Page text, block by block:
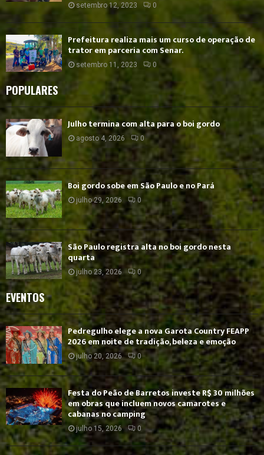
setembro 12, 2023 0
Prefeitura realiza mais um curso de operação de
trator em parceria com Senar.
setembro 11, 2023 0
POPULARES
Julho termina com alta para o boi gordo
agosto 4, 2026 0
Boi gordo sobe em São Paulo e no Pará
julho 29, 2026 0
São Paulo registra alta no boi gordo nesta
quarta
julho 23, 2026 0
EVENTOS
Pedregulho elege a nova Garota Country FEAPP
2026 em noite de tradição, beleza e emoção
julho 20, 2026 0
Festa do Peão de Barretos investe R$ 30 milhões
em obras que incluem novos camarotes e
cabanas no camping
julho 15, 2026 0